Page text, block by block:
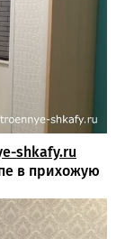
специалиста.
сайт,
наполнению и
shkafy.ru
в прихожую